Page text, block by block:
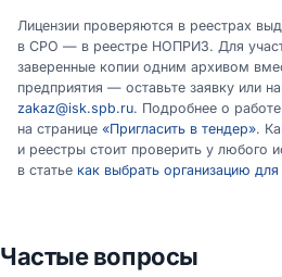
Лицензии проверяются в реестрах
в СРО — в реестре НОПРИЗ. Для
заверенные копии одним архивом
предприятия — оставьте заявку или
zakaz@isk.spb.ru. Подробнее о
на странице «Пригласить в тендер».
и реестры стоит проверить у любого
в статье как выбрать организацию
Частые вопросы